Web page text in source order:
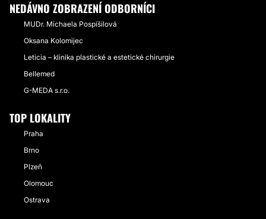
NEDÁVNO ZOBRAZENÍ ODBORNÍCI
MUDr. Michaela Pospíšilová
Oksana Kolomijec
Leticia – klinika plastické a estetické chirurgie
Bellemed
G-MEDA s.r.o.
TOP LOKALITY
Praha
Brno
Plzeň
Olomouc
Ostrava